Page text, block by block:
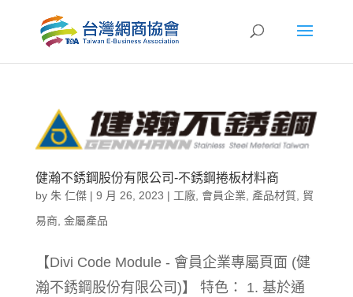
健瀚不銹鋼股份有限公司-不銹鋼捲板材料商
by 朱 仁傑| 9 月 26, 2023 | 工廠, 會員企業, 產品材質, 貿
易商, 金屬產品
【Divi Code Module - 會員企業專屬頁面 (健
瀚不銹鋼股份有限公司)】 特色： 1. 基於通